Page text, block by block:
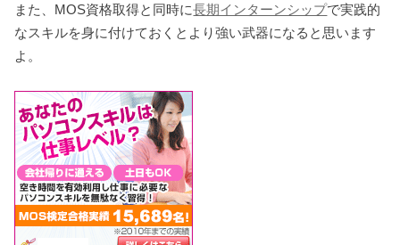
また、MOS資格取得と同時に長期インターンシップで実践的
なスキルを身に付けておくとより強い武器になると思います
よ。